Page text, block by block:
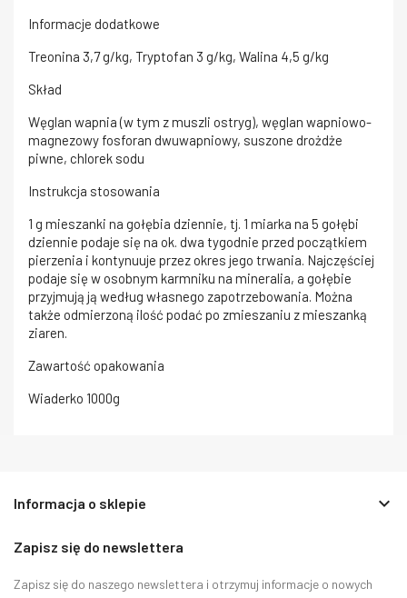
Informacje dodatkowe
Treonina 3,7 g/kg, Tryptofan 3 g/kg, Walina 4,5 g/kg
Skład
Węglan wapnia (w tym z muszli ostryg), węglan wapniowo-
magnezowy fosforan dwuwapniowy, suszone drożdże
piwne, chlorek sodu
Instrukcja stosowania
1 g mieszanki na gołębia dziennie, tj. 1 miarka na 5 gołębi
dziennie podaje się na ok. dwa tygodnie przed początkiem
pierzenia i kontynuuje przez okres jego trwania. Najczęściej
podaje się w osobnym karmniku na mineralia, a gołębie
przyjmują ją według własnego zapotrzebowania. Można
także odmierzoną ilość podać po zmieszaniu z mieszanką
ziaren.
Zawartość opakowania
Wiaderko 1000g
Informacja o sklepie keyboard_arrow_down
Zapisz się do newslettera
Zapisz się do naszego newslettera i otrzymuj informacje o nowych